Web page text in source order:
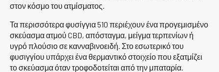
στον κόσμο του ατμίσματος.
Τα περισσότερα φυσίγγια 510 περιέχουν ένα προγεμισμένο
σκεύασμα ατμού CBD, απόσταγμα, μείγμα τερπενίων ή
υγρό πλούσιο σε κανναβινοειδή. Στο εσωτερικό του
φυσιγγίου υπάρχει ένα θερμαντικό στοιχείο που εξατμίζει
το σκεύασμα όταν τροφοδοτείται από την μπαταρία.